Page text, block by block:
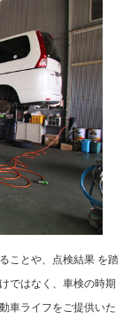
ことや、点検結果 を踏
ではなく、車検の時期
車ライフをご提供いた